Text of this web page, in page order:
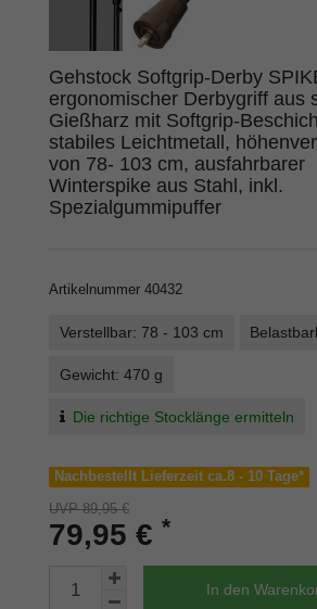
Gehstock Softgrip-Derby
ergonomischer Derbygriff aus
Gießharz mit Softgrip-
stabiles Leichtmetall,
von 78- 103 cm, ausfahrbarer
Winterspike aus Stahl, inkl.
Spezialgummipuffer
Artikelnummer 40432
Verstellbar: 78 - 103 cm
Gewicht: 470 g
Die richtige Stocklänge ermitteln
Nachbestellt Lieferzeit ca.8 - 10 Tage*
UVP 89,95 €
79,95 € *
In den